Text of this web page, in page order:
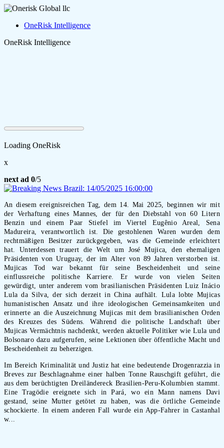
OneRisk Intelligence
OneRisk Intelligence
Loading OneRisk
x
next ad 0/5
An diesem ereignisreichen Tag, dem 14. Mai 2025, beginnen wir mit
der Verhaftung eines Mannes, der für den Diebstahl von 60 Litern
Benzin und einem Paar Stiefel im Viertel Eugênio Areal, Sena
Madureira, verantwortlich ist. Die gestohlenen Waren wurden dem
rechtmäßigen Besitzer zurückgegeben, was die Gemeinde erleichtert
hat. Unterdessen trauert die Welt um José Mujica, den ehemaligen
Präsidenten von Uruguay, der im Alter von 89 Jahren verstorben ist.
Mujicas Tod war bekannt für seine Bescheidenheit und seine
einflussreiche politische Karriere. Er wurde von vielen Seiten
gewürdigt, unter anderem vom brasilianischen Präsidenten Luiz Inácio
Lula da Silva, der sich derzeit in China aufhält. Lula lobte Mujicas
humanistischen Ansatz und ihre ideologischen Gemeinsamkeiten und
erinnerte an die Auszeichnung Mujicas mit dem brasilianischen Orden
des Kreuzes des Südens. Während die politische Landschaft über
Mujicas Vermächtnis nachdenkt, werden aktuelle Politiker wie Lula und
Bolsonaro dazu aufgerufen, seine Lektionen über öffentliche Macht und
Bescheidenheit zu beherzigen.
Im Bereich Kriminalität und Justiz hat eine bedeutende Drogenrazzia in
Breves zur Beschlagnahme einer halben Tonne Rauschgift geführt, die
aus dem berüchtigten Dreiländereck Brasilien-Peru-Kolumbien stammt.
Eine Tragödie ereignete sich in Pará, wo ein Mann namens Davi
gestand, seine Mutter getötet zu haben, was die örtliche Gemeinde
schockierte. In einem anderen Fall wurde ein App-Fahrer in Castanhal
w...